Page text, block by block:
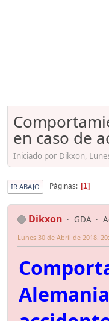
en caso de
Iniciado por Dikxon,
IR ABAJO Páginas 1
Dikxon GDA
Lunes 30 de Abril de 2018.